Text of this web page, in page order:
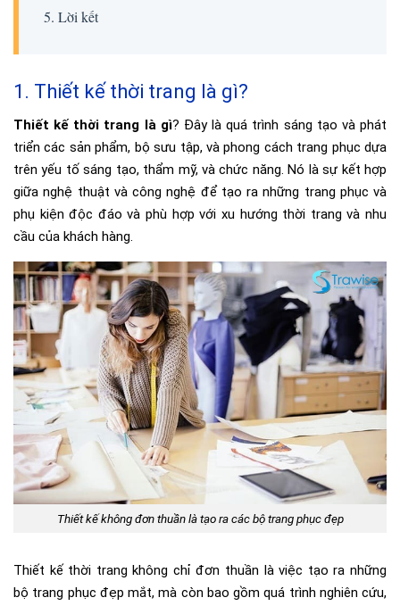
5. Lời kết
1. Thiết kế thời trang là gì?
Thiết kế thời trang là gì? Đây là quá trình sáng tạo và phát
triển các sản phẩm, bộ sưu tập, và phong cách trang phục dựa
trên yếu tố sáng tạo, thẩm mỹ, và chức năng. Nó là sự kết hợp
giữa nghệ thuật và công nghệ để tạo ra những trang phục và
phụ kiện độc đáo và phù hợp với xu hướng thời trang và nhu
cầu của khách hàng.
Thiết kế không đơn thuần là tạo ra các bộ trang phục đẹp
Thiết kế thời trang không chỉ đơn thuần là việc tạo ra những
bộ trang phục đẹp mắt, mà còn bao gồm quá trình nghiên cứu,